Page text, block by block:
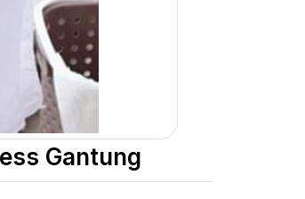
Gantung